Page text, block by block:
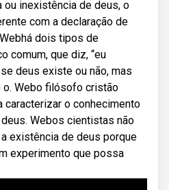
inexistência de deus, o
com a declaração de
dois tipos de
comum, que diz, “eu
deus existe ou não, mas
o. Webo filósofo cristão
caracterizar o conhecimento
Webos cientistas não
existência de deus porque
experimento que possa